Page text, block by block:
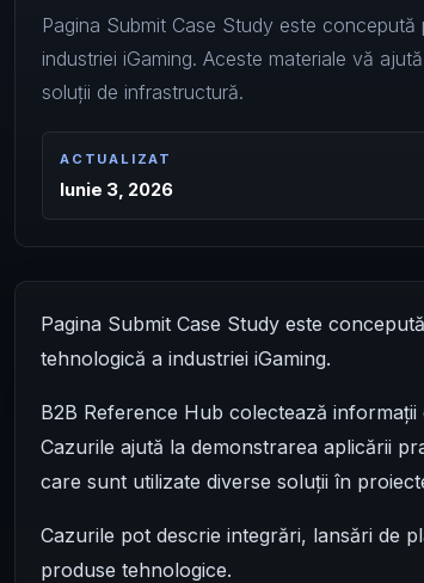
Pagina Submit Case Study este
industriei iGaming. Aceste materiale vă
soluții de infrastructură.
ACTUALIZAT
Iunie 3, 2026
Pagina Submit Case Study este
tehnologică a industriei iGaming.
B2B Reference Hub colectează
Cazurile ajută la demonstrarea aplicării
care sunt utilizate diverse soluții în
Cazurile pot descrie integrări, lansări de
produse tehnologice.